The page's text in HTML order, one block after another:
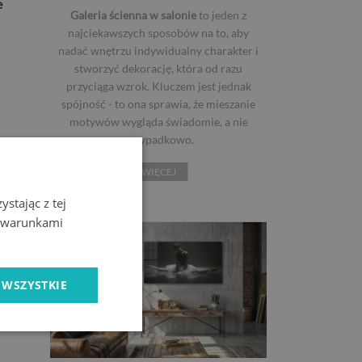
Galeria ścienna w salonieto jeden z
najciekawszych sposobów na to, aby
nadać wnętrzu indywidualny charakter i
stworzyć dekorację, która od razu
przyciąga wzrok. Kluczem jest jednak
spójność - to ona sprawia, że mieszanie
motywów wygląda świadomie, a nie
przypadkowo.
WIĘCEJ
z tej